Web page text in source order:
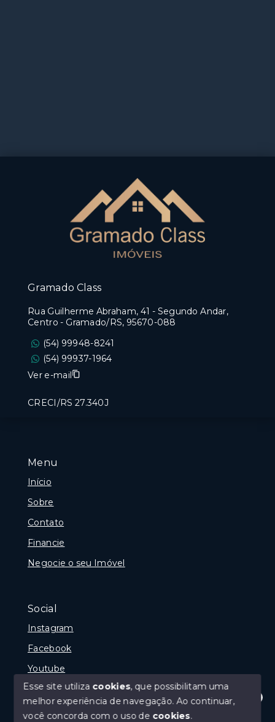
Olá! Estamos disponíveis para te ajudar.
Menu
Início
Sobre
Contato
Financie
Negocie o seu Imóvel
Social
Instagram
Facebook
Youtube
© Copyright 2026 - Gramado Class - Todos os direitos
Gramado Class
Rua Guilherme Abraham, 41 - Segundo Andar,
Centro - Gramado/RS, 95670-088
(54) 99948-8241
(54) 99937-1964
Ver e-mail
CRECI/RS 27.340J
Esse site utiliza cookies, que possibilitam uma
melhor experiência de navegação.Ao continuar,
você concorda com o uso de cookies.